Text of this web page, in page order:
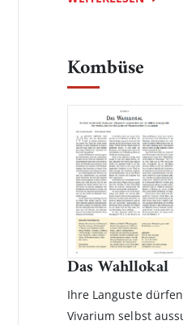
Kombüse
Das Wahllokal
Ihre Languste
Vivarium selbst